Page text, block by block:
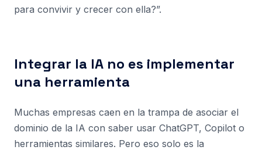
para convivir y crecer con ella?”.
Integrar la IA no es implementar
una herramienta
Muchas empresas caen en la trampa de asociar el
dominio de la IA con saber usar ChatGPT, Copilot o
herramientas similares. Pero eso solo es la